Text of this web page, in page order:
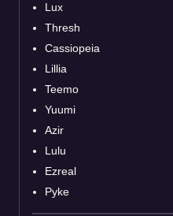
Lux
Thresh
Cassiopeia
Lillia
Teemo
Yuumi
Azir
Lulu
Ezreal
Pyke